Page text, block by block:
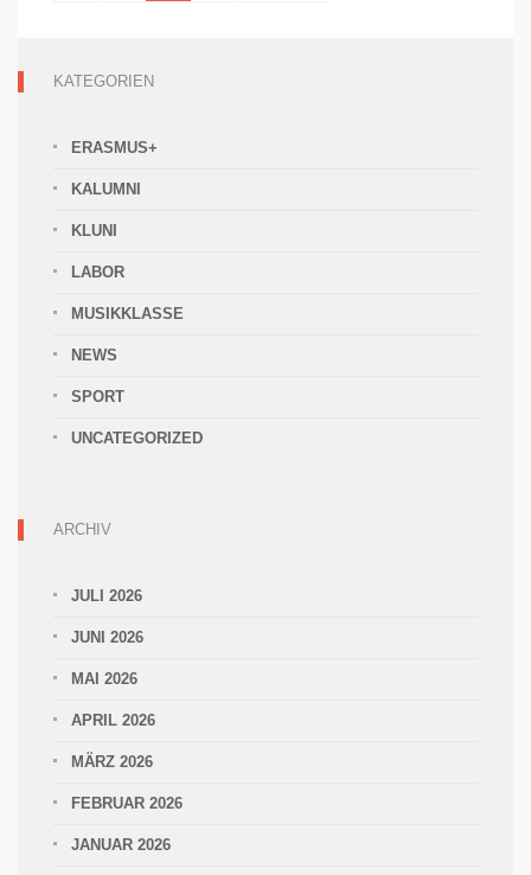
KATEGORIEN
ERASMUS+
KALUMNI
KLUNI
LABOR
MUSIKKLASSE
NEWS
SPORT
UNCATEGORIZED
ARCHIV
JULI 2026
JUNI 2026
MAI 2026
APRIL 2026
MÄRZ 2026
FEBRUAR 2026
JANUAR 2026